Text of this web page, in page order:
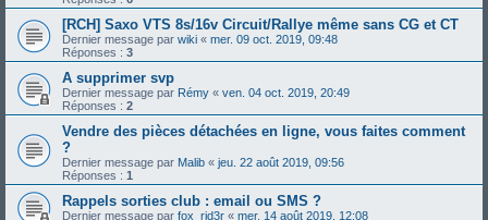
[RCH] Saxo VTS 8s/16v Circuit/Rallye même sans CG et CT
Dernier message par wiki « mer. 09 oct. 2019, 09:48
Réponses : 3
A supprimer svp
Dernier message par Rémy « ven. 04 oct. 2019, 20:49
Réponses : 2
Vendre des pièces détachées en ligne, vous faites comment
?
Dernier message par Malib « jeu. 22 août 2019, 09:56
Réponses : 1
Rappels sorties club : email ou SMS ?
Dernier message par fox_rid3r « mer. 14 août 2019, 12:08